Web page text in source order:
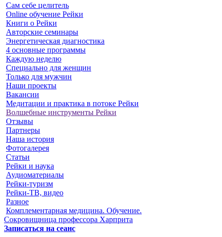
Сам себе целитель
Online обучение Рейки
Книги о Рейки
Авторские семинары
Энергетическая диагностика
4 основные программы
Каждую неделю
Специально для женщин
Только для мужчин
Наши проекты
Вакансии
Медитации и практика в потоке Рейки
Волшебные инструменты Рейки
Отзывы
Партнеры
Наша история
Фотогалерея
Статьи
Рейки и наука
Аудиоматериалы
Рейки-туризм
Рейки-ТВ, видео
Разное
Комплементарная медицина. Обучение.
Сокровищница профессора Харприта
Записаться на сеанс